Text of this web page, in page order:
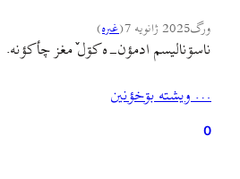
ورگ2025 ژانویه 7 (غىره)
ناسۊناليسم ادمؤن-ه کۊل ٚمغز چأکؤنه.
… ويشته بۊخؤنين
0